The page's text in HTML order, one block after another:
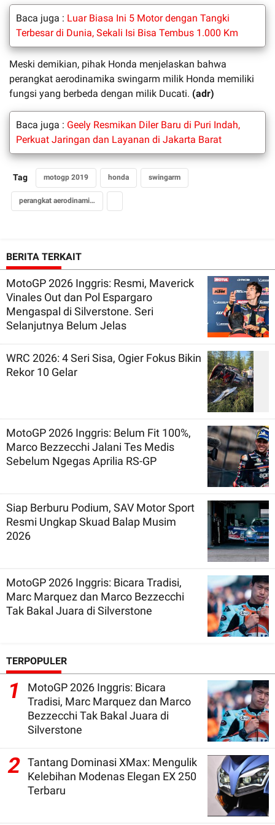
Baca juga : Luar Biasa Ini 5 Motor dengan Tangki
Terbesar di Dunia, Sekali Isi Bisa Tembus 1.000 Km
Meski demikian, pihak Honda menjelaskan bahwa
perangkat aerodinamika swingarm milik Honda memiliki
fungsi yang berbeda dengan milik Ducati. (adr)
Baca juga : Geely Resmikan Diler Baru di Puri Indah,
Perkuat Jaringan dan Layanan di Jakarta Barat
Tag motogp 2019 honda swingarm
perangkat aerodinamika
BERITA TERKAIT
MotoGP 2026 Inggris: Resmi, Maverick
Vinales Out dan Pol Espargaro
Mengaspal di Silverstone. Seri
Selanjutnya Belum Jelas
WRC 2026: 4 Seri Sisa, Ogier Fokus Bikin
Rekor 10 Gelar
MotoGP 2026 Inggris: Belum Fit 100%,
Marco Bezzecchi Jalani Tes Medis
Sebelum Ngegas Aprilia RS-GP
Siap Berburu Podium, SAV Motor Sport
Resmi Ungkap Skuad Balap Musim
2026
MotoGP 2026 Inggris: Bicara Tradisi,
Marc Marquez dan Marco Bezzecchi
Tak Bakal Juara di Silverstone
TERPOPULER
1
MotoGP 2026 Inggris: Bicara
Tradisi, Marc Marquez dan Marco
Bezzecchi Tak Bakal Juara di
Silverstone
2 Tantang Dominasi XMax: Mengulik
Kelebihan Modenas Elegan EX 250
Terbaru